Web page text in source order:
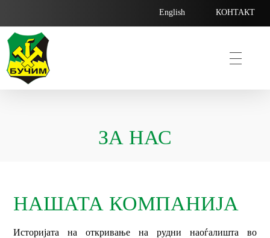
English КОНТАКТ
ЗА НАС
НАШАТА КОМПАНИЈА
Историјата на откривање на рудни наоѓалишта во